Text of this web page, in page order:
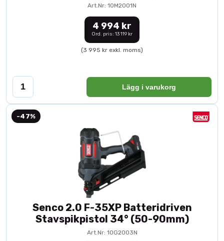
Art.Nr: 10M2001N
4 994 kr
Ord. pris: 13 119 kr
(3 995 kr exkl. moms)
Lägg i varukorg
-47%
Senco 2.0 F-35XP Batteridriven
Stavspikpistol 34° (50-90mm)
Art.Nr: 10G2003N